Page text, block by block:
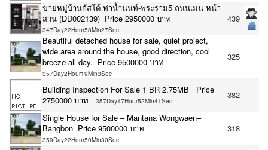
ขายหมู่บ้านกัสโต้​ ท่าน้ำนนท์-พระราม5 ถนนเมน หน้า
สวน (DD002139) Price 2950000 บาท
347Day22Hour58Min27Sec
439
Beautiful detached house for sale, quiet project,
wide area around the house, good direction, cool
breeze all day. Price 9500000 บาท
357Day2Hour19Min3Sec
325
Building Inspection For Sale 1 BR 2.75MB Price
2750000 บาท
357Day17Hour52Min41Sec
382
Single House for Sale – Mantana Wongwaen–
Bangbon Price 9500000 บาท
359Day22Hour50Min30Sec
318